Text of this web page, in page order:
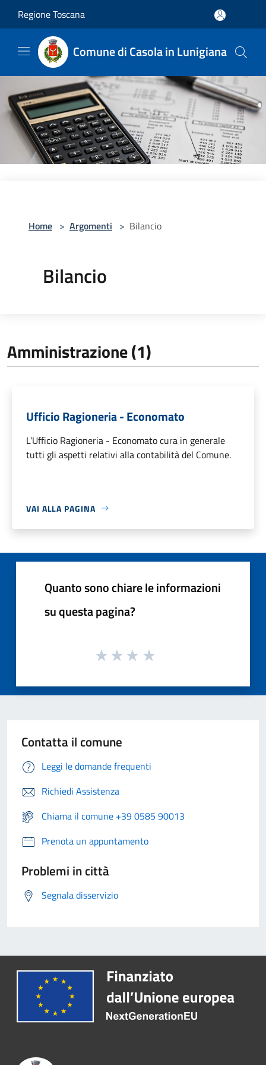
Regione Toscana
Comune di Casola in Lunigiana
Home > Argomenti > Bilancio
Bilancio
Amministrazione (1)
Ufficio Ragioneria - Economato
L’Ufficio Ragioneria - Economato cura in generale
tutti gli aspetti relativi alla contabilità del Comune.
VAI ALLA PAGINA
Quanto sono chiare le informazioni
su questa pagina?
Contatta il comune
Leggi le domande frequenti
Richiedi Assistenza
Chiama il comune +39 0585 90013
Prenota un appuntamento
Problemi in città
Segnala disservizio